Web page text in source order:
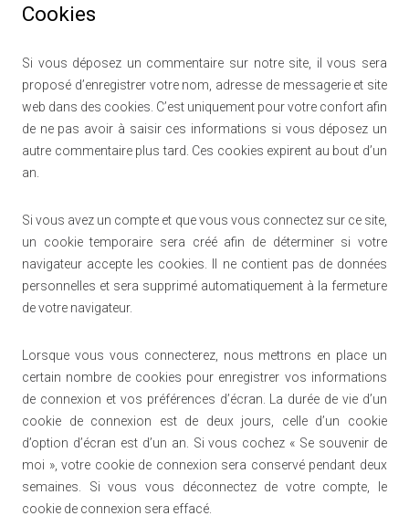
Cookies
Si vous déposez un commentaire sur notre site, il vous sera
proposé d’enregistrer votre nom, adresse de messagerie et site
web dans des cookies. C’est uniquement pour votre confort afin
de ne pas avoir à saisir ces informations si vous déposez un
autre commentaire plus tard. Ces cookies expirent au bout d’un
an.
Si vous avez un compte et que vous vous connectez sur ce site,
un cookie temporaire sera créé afin de déterminer si votre
navigateur accepte les cookies. Il ne contient pas de données
personnelles et sera supprimé automatiquement à la fermeture
de votre navigateur.
Lorsque vous vous connecterez, nous mettrons en place un
certain nombre de cookies pour enregistrer vos informations
de connexion et vos préférences d’écran. La durée de vie d’un
cookie de connexion est de deux jours, celle d’un cookie
d’option d’écran est d’un an. Si vous cochez « Se souvenir de
moi », votre cookie de connexion sera conservé pendant deux
semaines. Si vous vous déconnectez de votre compte, le
cookie de connexion sera effacé.